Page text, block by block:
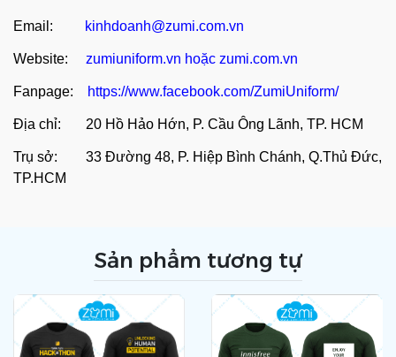
Email: kinhdoanh@zumi.com.vn
Website: zumiuniform.vn hoặc zumi.com.vn
Fanpage: https://www.facebook.com/ZumiUniform/
Địa chỉ: 20 Hồ Hảo Hớn, P. Cầu Ông Lãnh, TP. HCM
Trụ sở: 33 Đường 48, P. Hiệp Bình Chánh, Q.Thủ Đức,
TP.HCM
Sản phẩm tương tự